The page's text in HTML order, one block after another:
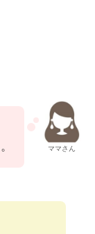
ママさん